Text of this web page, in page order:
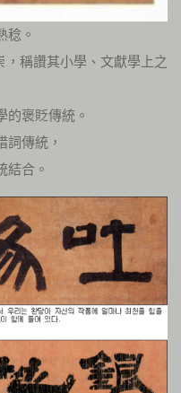
稔。
稱讚其小學、文獻學上之
的褒貶傳統。
詞傳統，
結合。